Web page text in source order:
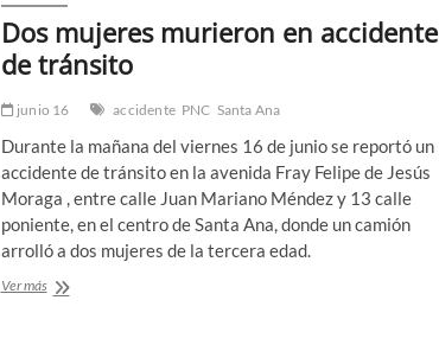
Dos mujeres murieron en accidente
de tránsito
junio 16 accidente PNC Santa Ana
Durante la mañana del viernes 16 de junio se reportó un
accidente de tránsito en la avenida Fray Felipe de Jesús
Moraga , entre calle Juan Mariano Méndez y 13 calle
poniente, en el centro de Santa Ana, donde un camión
arrolló a dos mujeres de la tercera edad.
Ver másDos